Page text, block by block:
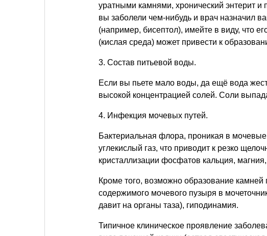
уратными камнями, хронический энтерит и
вы заболели чем-нибудь и врач назначил
(например, бисептол), имейте в виду, что
(кислая среда) может привести к
3. Состав питьевой воды.
Если вы пьете мало воды, да ещё вода
высокой концентрацией солей. Соли
4. Инфекция мочевых путей.
Бактериальная флора, проникая в
углекислый газ, что приводит к резко
кристаллизации фосфатов кальция,
Кроме того, возможно образование
содержимого мочевого пузыря в
давит на органы таза), гиподинамия.
Типичное клиническое проявление